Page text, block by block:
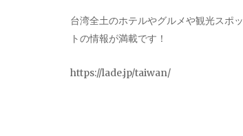
台湾全土のホテルやグルメや観光スポッ
トの情報が満載です！
https://lade.jp/taiwan/